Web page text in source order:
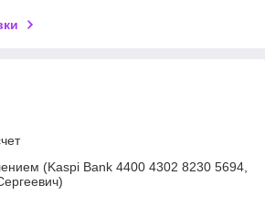
(Kaspi Bank 4400 4302 8230 5694,